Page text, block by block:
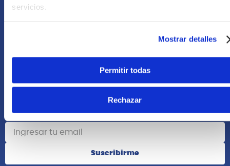
servicios.
Mostrar detalles
Permitir todas
Rechazar
Acerca de Nosotros
Suscribete
Suscribirme